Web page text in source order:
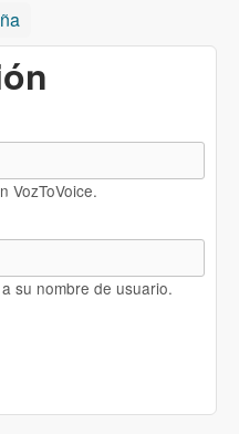
VozToVoice.
su nombre de usuario.